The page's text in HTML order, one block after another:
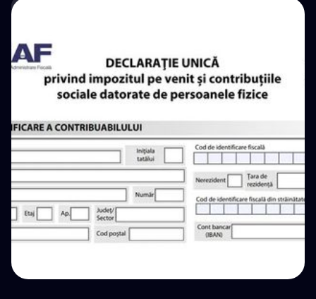
루마니아 암호화폐 세금: 근로소득 vs 양도소득(자